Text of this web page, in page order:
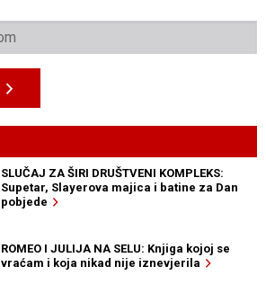
SLUČAJ ZA ŠIRI DRUŠTVENI KOMPLEKS:
Supetar, Slayerova majica i batine za Dan
pobjede
ROMEO I JULIJA NA SELU: Knjiga kojoj se
vraćam i koja nikad nije iznevjerila